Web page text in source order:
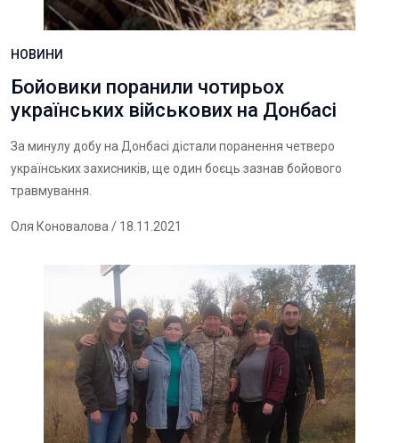
НОВИНИ
Бойовики поранили чотирьох
українських військових на Донбасі
За минулу добу на Донбасі дістали поранення четверо
українських захисників, ще один боєць зазнав бойового
травмування.
Оля Коновалова / 18.11.2021